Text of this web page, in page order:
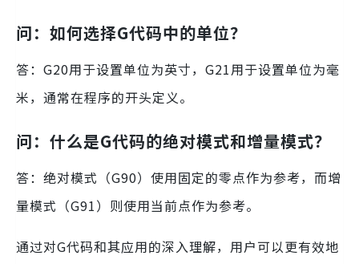
问：如何选择G代码中的单位？
答：G20用于设置单位为英寸，G21用于设置单位为毫
米，通常在程序的开头定义。
问：什么是G代码的绝对模式和增量模式？
答：绝对模式（G90）使用固定的零点作为参考，而增
量模式（G91）则使用当前点作为参考。
通过对G代码和其应用的深入理解，用户可以更有效地